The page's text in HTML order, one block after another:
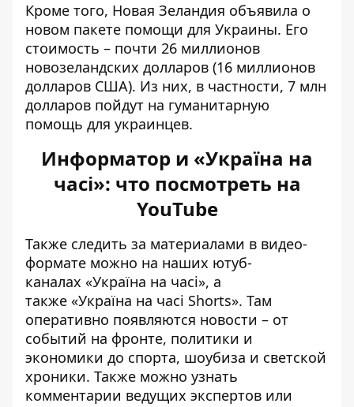
Кроме того, Новая Зеландия объявила о
новом пакете помощи для Украины. Его
стоимость – почти 26 миллионов
новозеландских долларов (16 миллионов
долларов США). Из них, в частности, 7 млн
долларов пойдут на гуманитарную
помощь для украинцев.
Информатор и «Україна на
часі»: что посмотреть на
YouTube
Также следить за материалами в видео-
формате можно на наших ютуб-
каналах «Україна на часі», а
также «Україна на часі Shorts». Там
оперативно появляются новости – от
событий на фронте, политики и
экономики до спорта, шоубиза и светской
хроники. Также можно узнать
комментарии ведущих экспертов или